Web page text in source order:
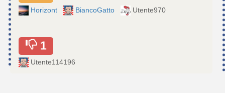
Horizont BiancoGatto Utente970
1
Utente114196